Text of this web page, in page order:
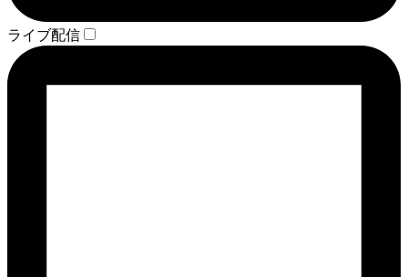
ライブ配信